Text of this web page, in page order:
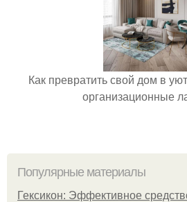
Как превратить свой дом в
организационные
Популярные материалы
Гексикон: Эффективное